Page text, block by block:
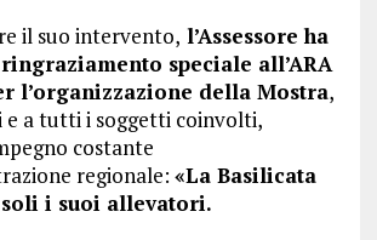
il suo intervento, l’Assessore ha
speciale all’ARA
l’organizzazione della Mostra,
e a tutti i soggetti coinvolti,
costante
regionale: «La Basilicata
i suoi allevatori.